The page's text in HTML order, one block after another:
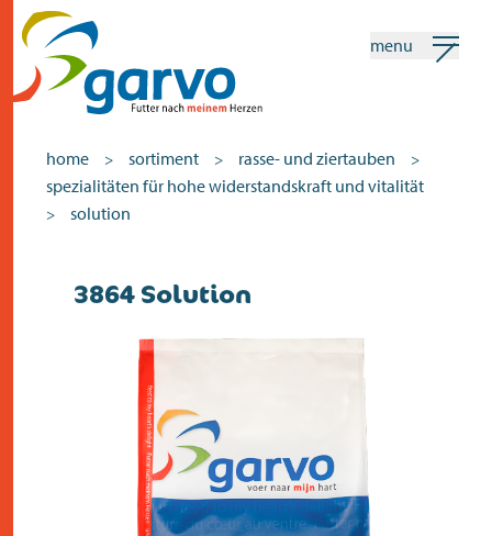
Suchen
home
sortiment
geschäfte
neuigkeiten
kontakt
menu
home > sortiment > rasse- und ziertauben >
spezialitäten für hohe widerstandskraft und vitalität
> solution
3864 Solution